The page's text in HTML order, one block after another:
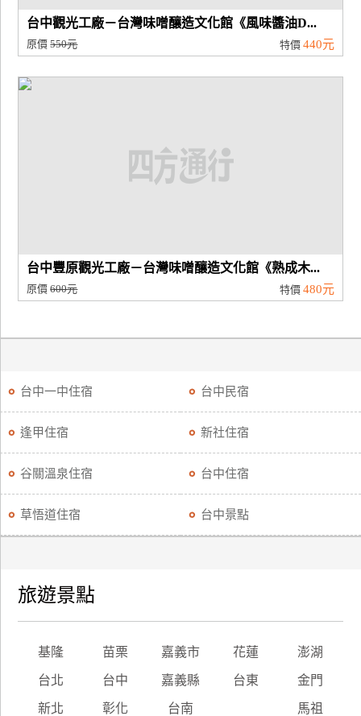
計
商
台中觀光工廠－台灣味噌釀造文化館《風味醬油D...
原價550元 特價 440元
台中豐原觀光工廠－台灣味噌釀造文化館《熟成木...
原價600元 特價 480元
台中一中住宿 台中民宿
逢甲住宿 新社住宿
谷關溫泉住宿 台中住宿
草悟道住宿 台中景點
旅遊景點
基隆 苗栗 嘉義市 花蓮 澎湖
台北 台中 嘉義縣 台東 金門
新北 彰化 台南 馬祖